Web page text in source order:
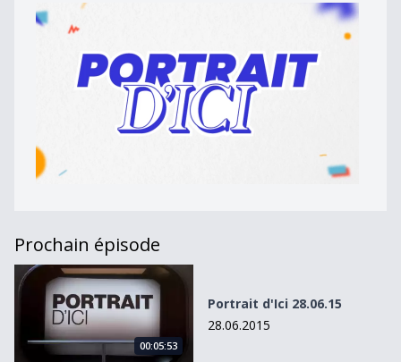
Prochain épisode
Portrait d&#039;Ici 28.06.15
00:05:53
Portrait d'Ici 28.06.15
28.06.2015